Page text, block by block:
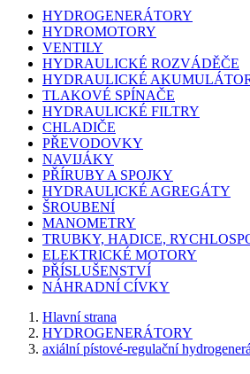
HYDROGENERÁTORY
HYDROMOTORY
VENTILY
HYDRAULICKÉ ROZVÁDĚČE
HYDRAULICKÉ
TLAKOVÉ SPÍNAČE
HYDRAULICKÉ FILTRY
CHLADIČE
PŘEVODOVKY
NAVIJÁKY
PŘÍRUBY A SPOJKY
HYDRAULICKÉ AGREGÁTY
ŠROUBENÍ
MANOMETRY
TRUBKY, HADICE,
ELEKTRICKÉ MOTORY
PŘÍSLUŠENSTVÍ
NÁHRADNÍ CÍVKY
Hlavní strana
HYDROGENERÁTORY
axiální pístové-regulační